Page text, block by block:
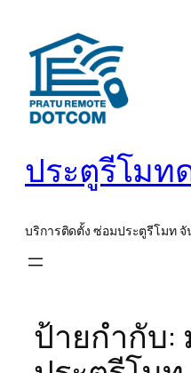
เนื้อหา
ประตูรีโมท
บริการติดตั้ง ซ่อมประตูรีโมท จั
ป้ายกำกับ: